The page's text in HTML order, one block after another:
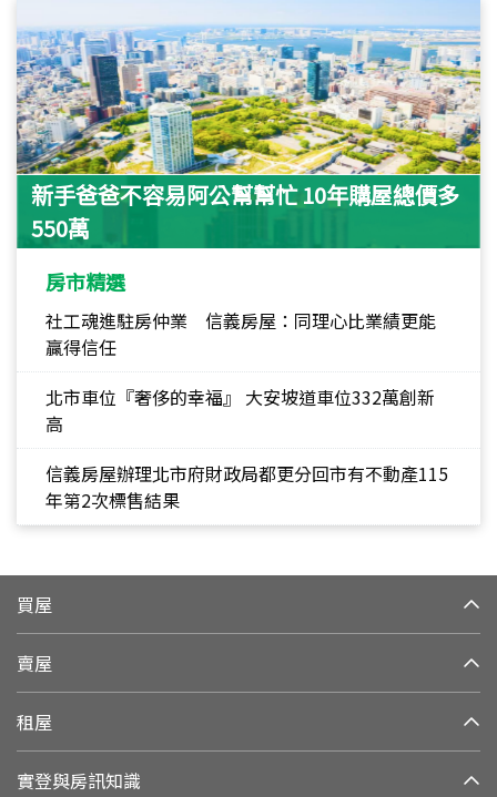
新手爸爸不容易阿公幫幫忙 10年購屋總價多
550萬
房市精選
社工魂進駐房仲業 信義房屋：同理心比業績更能
贏得信任
北市車位『奢侈的幸福』 大安坡道車位332萬創新
高
信義房屋辦理北市府財政局都更分回市有不動產115
年第2次標售結果
買屋
賣屋
租屋
實登與房訊知識